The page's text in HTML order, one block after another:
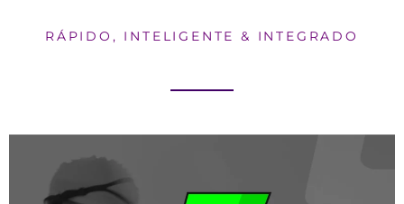
RÁPIDO, INTELIGENTE & INTEGRADO